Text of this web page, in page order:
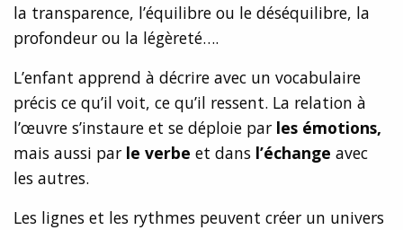
la transparence, l’équilibre ou le déséquilibre, la
profondeur ou la légèreté….
L’enfant apprend à décrire avec un vocabulaire
précis ce qu’il voit, ce qu’il ressent. La relation à
l’œuvre s’instaure et se déploie par les émotions,
mais aussi par le verbe et dans l’échange avec
les autres.
Les lignes et les rythmes peuvent créer un univers